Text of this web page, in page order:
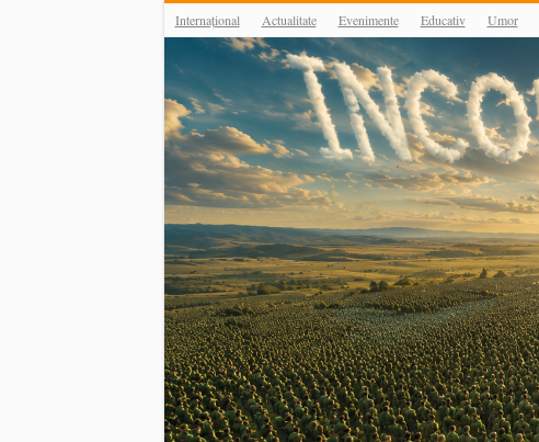
Internațional Actualitate Evenimente Educativ Umor